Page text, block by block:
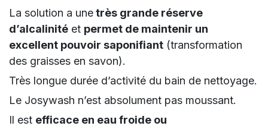
La solution a unetrès grande réserve
d’alcalinité et permet de maintenir un
excellent pouvoir saponifiant (transformation
des graisses en savon).
Très longue durée d’activité du bain de nettoyage.
Le Josywash n’est absolument pas moussant.
Il est efficace en eau froide ou